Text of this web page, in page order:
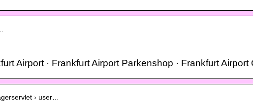
Airport · Frankfurt Airport Parkenshop · Frankfurt Airport
› user…